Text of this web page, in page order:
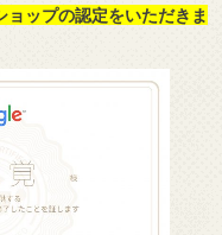
ョップの認定をいただきま